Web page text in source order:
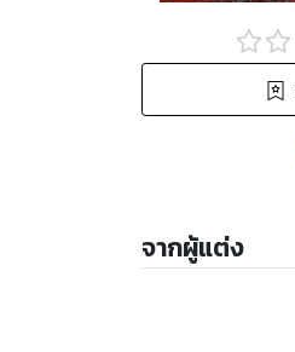
จากผู้แต่ง